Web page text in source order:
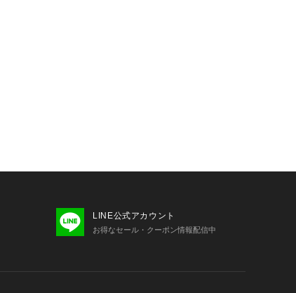
LINE公式アカウント
お得なセール・クーポン情報配信中